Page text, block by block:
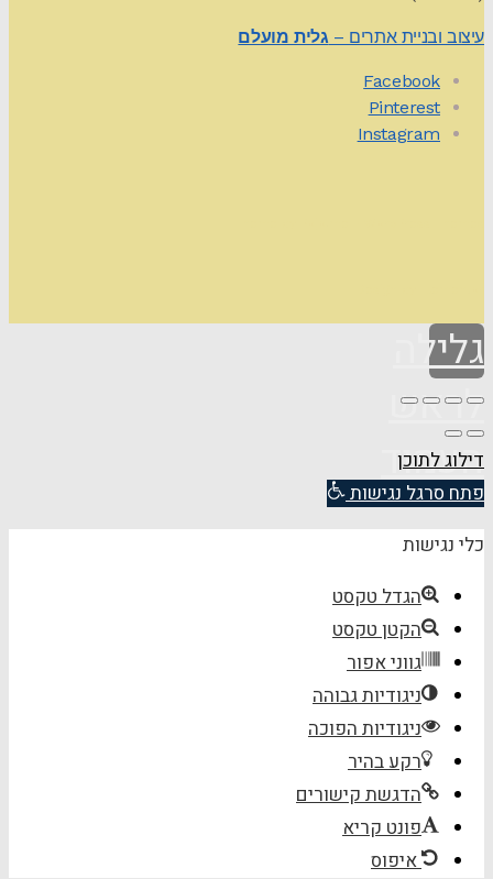
עיצוב ובניית אתרים –גלית מועלם
Facebook
Pinterest
Instagram
גלילה
לראש
העמוד
דילוג לתוכן
פתח סרגל נגישות
כלי נגישות
הגדל טקסט
הקטן טקסט
גווני אפור
ניגודיות גבוהה
ניגודיות הפוכה
רקע בהיר
הדגשת קישורים
פונט קריא
איפוס